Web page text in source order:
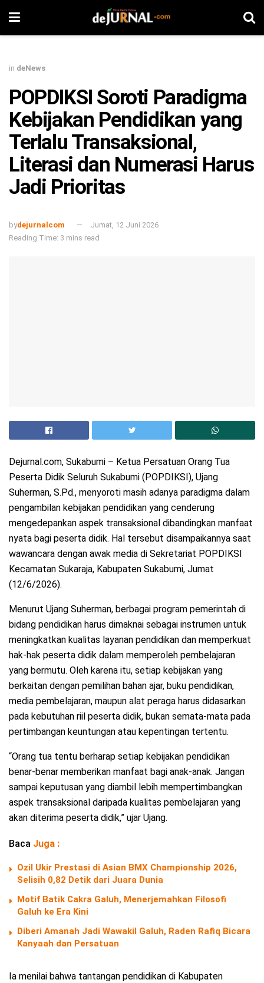
in deNews
POPDIKSI Soroti Paradigma
Kebijakan Pendidikan yang
Terlalu Transaksional,
Literasi dan Numerasi Harus
Jadi Prioritas
bydejurnalcom
Jumat, 12 Juni 2026
Reading Time: 3 mins read
Dejurnal.com, Sukabumi – Ketua Persatuan Orang Tua
Peserta Didik Seluruh Sukabumi (POPDIKSI), Ujang
Suherman, S.Pd., menyoroti masih adanya paradigma dalam
pengambilan kebijakan pendidikan yang cenderung
mengedepankan aspek transaksional dibandingkan manfaat
nyata bagi peserta didik. Hal tersebut disampaikannya saat
wawancara dengan awak media di Sekretariat POPDIKSI
Kecamatan Sukaraja, Kabupaten Sukabumi, Jumat
(12/6/2026).
Menurut Ujang Suherman, berbagai program pemerintah di
bidang pendidikan harus dimaknai sebagai instrumen untuk
meningkatkan kualitas layanan pendidikan dan memperkuat
hak-hak peserta didik dalam memperoleh pembelajaran
yang bermutu. Oleh karena itu, setiap kebijakan yang
berkaitan dengan pemilihan bahan ajar, buku pendidikan,
media pembelajaran, maupun alat peraga harus didasarkan
pada kebutuhan riil peserta didik, bukan semata-mata pada
pertimbangan keuntungan atau kepentingan tertentu.
“Orang tua tentu berharap setiap kebijakan pendidikan
benar-benar memberikan manfaat bagi anak-anak. Jangan
sampai keputusan yang diambil lebih mempertimbangkan
aspek transaksional daripada kualitas pembelajaran yang
akan diterima peserta didik,” ujar Ujang.
Baca Juga :
Ozil Ukir Prestasi di Asian BMX Championship 2026,
Selisih 0,82 Detik dari Juara Dunia
Motif Batik Cakra Galuh, Menerjemahkan Filosofi
Galuh ke Era Kini
Diberi Amanah Jadi Wawakil Galuh, Raden Rafiq Bicara
Kanyaah dan Persatuan
Ia menilai bahwa tantangan pendidikan di Kabupaten